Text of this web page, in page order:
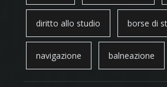
diritto allo studio borse di
navigazione balneazione